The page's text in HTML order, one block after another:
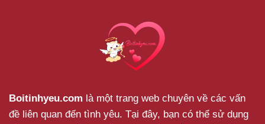
Boitinhyeu.com là một trang web chuyên về các vấn
đề liên quan đến tình yêu. Tại đây, bạn có thể sử dụng